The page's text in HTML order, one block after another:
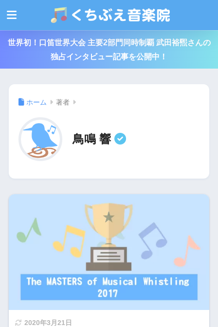
世界初！口笛世界大会 主要2部門同時制覇 武田裕煕さんの
独占インタビュー記事を公開中！
ホーム 著者
鳥鳴 響
2020年3月21日